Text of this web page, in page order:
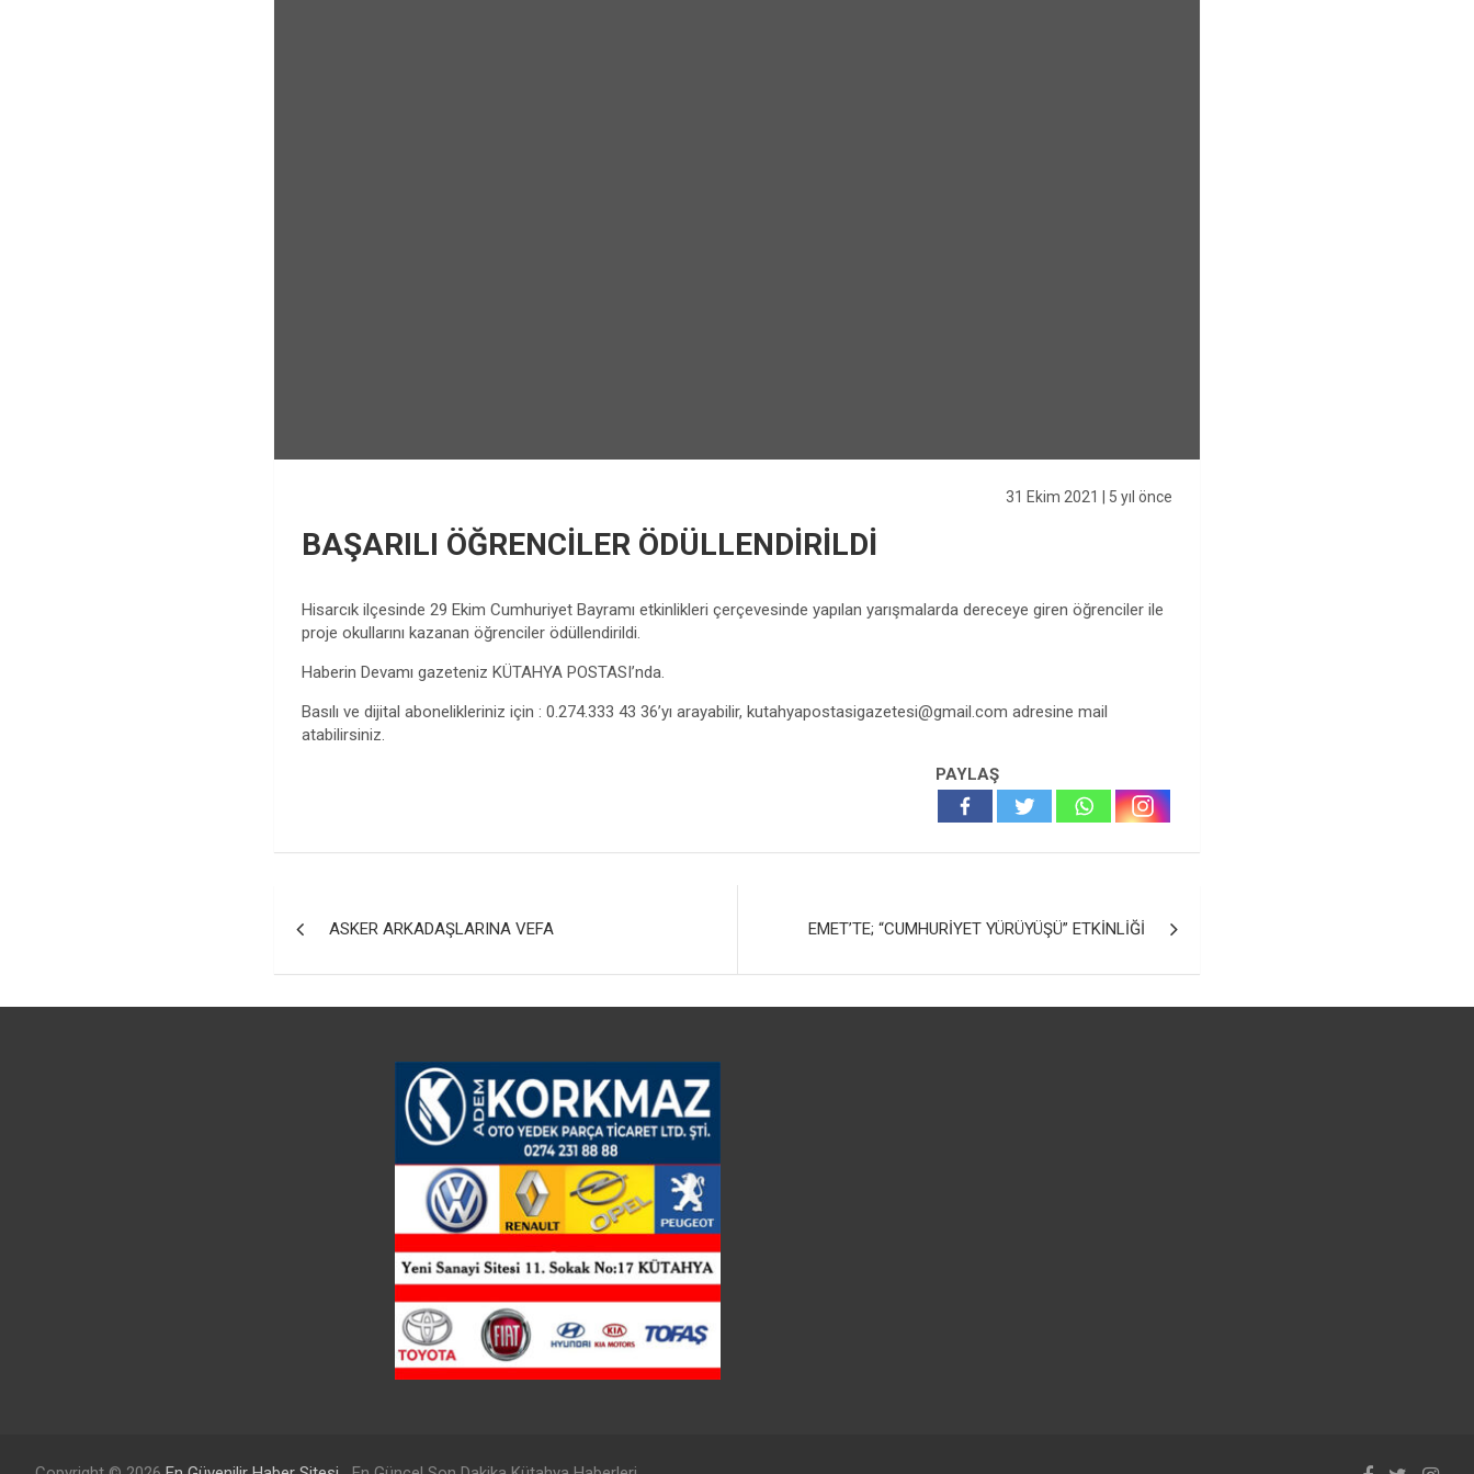
31 Ekim 2021 | 5 yıl önce
BAŞARILI ÖĞRENCİLER ÖDÜLLENDİRİLDİ
Hisarcık ilçesinde 29 Ekim Cumhuriyet Bayramı etkinlikleri çerçevesinde yapılan yarışmalarda dereceye giren öğrenciler ile
proje okullarını kazanan öğrenciler ödüllendirildi.
Haberin Devamı gazeteniz KÜTAHYA POSTASI’nda.
Basılı ve dijital abonelikleriniz için : 0.274.333 43 36’yı arayabilir,kutahyapostasigazetesi@gmail.com adresine mail
atabilirsiniz.
PAYLAŞ
ASKER ARKADAŞLARINA VEFA EMET’TE; “CUMHURİYET YÜRÜYÜŞÜ” ETKİNLİĞİ